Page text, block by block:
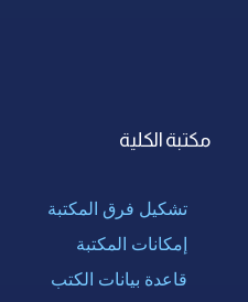
مكتبة الكلية
تشكيل فرق المكتبة
إمكانات المكتبة
قاعدة بيانات الكتب